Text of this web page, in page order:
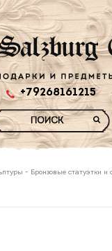
+79268161215
- Бронзовые статуэтки и